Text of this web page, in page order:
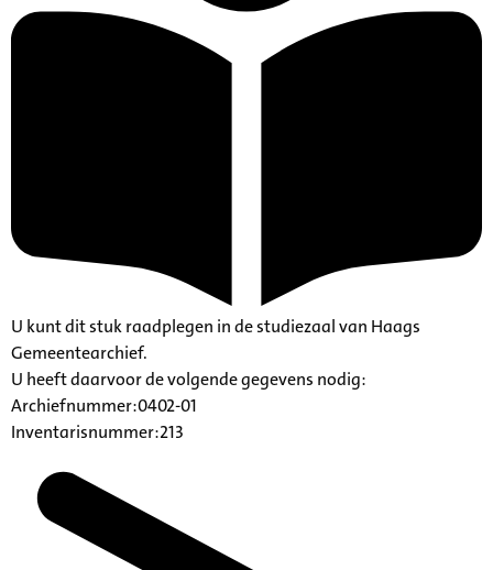
U kunt dit stuk raadplegen in de studiezaal van Haags
Gemeentearchief.
U heeft daarvoor de volgende gegevens nodig:
Archiefnummer:0402-01
Inventarisnummer:213